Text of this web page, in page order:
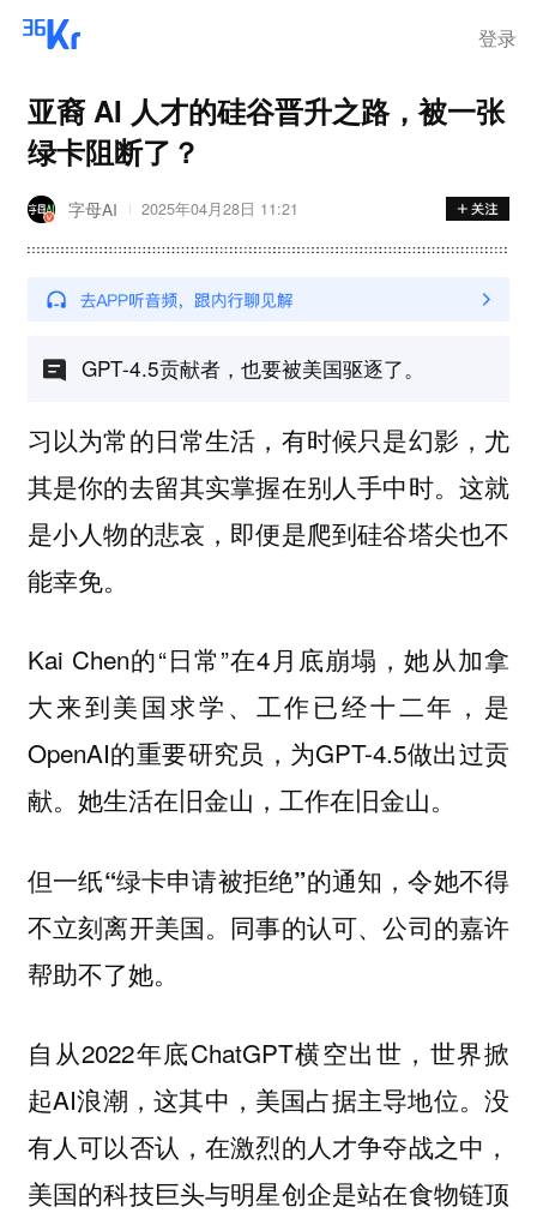
登录
亚裔 AI 人才的硅谷晋升之路，被一张
绿卡阻断了？
字母AI 2025年04月28日 11:21
GPT-4.5贡献者，也要被美国驱逐了。
习以为常的日常生活，有时候只是幻影，尤
其是你的去留其实掌握在别人手中时。这就
是小人物的悲哀，即便是爬到硅谷塔尖也不
能幸免。
Kai Chen的“日常”在4月底崩塌，她从加拿
大来到美国求学、工作已经十二年，是
OpenAI的重要研究员，为GPT-4.5做出过贡
献。她生活在旧金山，工作在旧金山。
但一纸“绿卡申请被拒绝”的通知，令她不得
不立刻离开美国。同事的认可、公司的嘉许
帮助不了她。
自从2022年底ChatGPT横空出世，世界掀
起AI浪潮，这其中，美国占据主导地位。没
有人可以否认，在激烈的人才争夺战之中，
美国的科技巨头与明星创企是站在食物链顶